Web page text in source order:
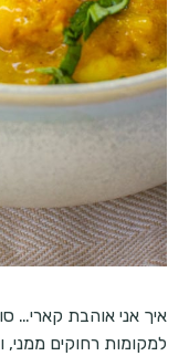
איך אני אוהבת קארי…
למקומות רחוקים